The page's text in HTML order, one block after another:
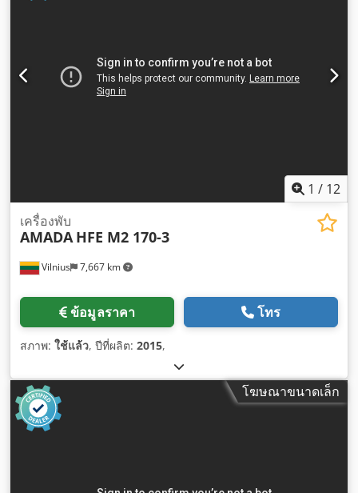
1 / 12
Vilnius 7,667 km
เครื่องพับ
AMADA HFE M2 170-3
ข้อมูลราคา โทร
สภาพ: ใช้แล้ว, ปีที่ผลิต: 2015,
โฆษณาขนาดเล็ก